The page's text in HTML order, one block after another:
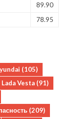
89.90
78.95
(105)
Lada Vesta (91)
(209)